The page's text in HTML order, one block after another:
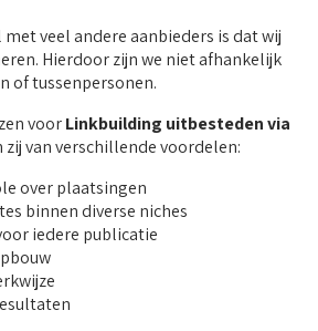
veel andere aanbieders is dat wij
Hierdoor zijn we niet afhankelijk
of tussenpersonen.
voorLinkbuilding uitbesteden via
zij van verschillende voordelen:
over plaatsingen
binnen diverse niches
iedere publicatie